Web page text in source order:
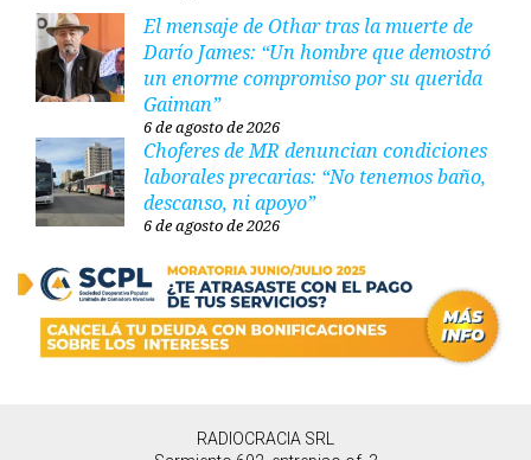
El mensaje de Othar tras la muerte de
Darío James: “Un hombre que demostró
un enorme compromiso por su querida
Gaiman”
6 de agosto de 2026
Choferes de MR denuncian condiciones
laborales precarias: “No tenemos baño,
descanso, ni apoyo”
6 de agosto de 2026
RADIOCRACIA SRL